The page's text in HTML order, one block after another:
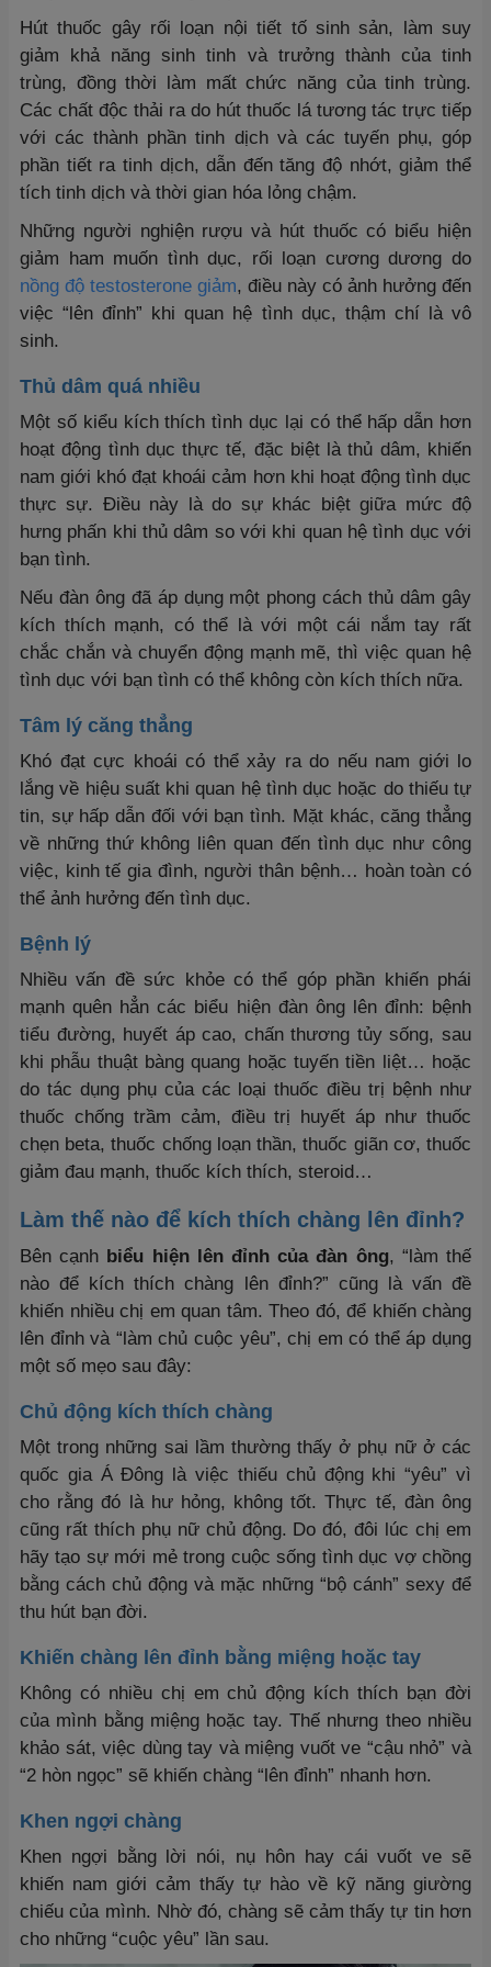
Hút thuốc gây rối loạn nội tiết tố sinh sản, làm suy
giảm khả năng sinh tinh và trưởng thành của tinh
trùng, đồng thời làm mất chức năng của tinh trùng.
Các chất độc thải ra do hút thuốc lá tương tác trực tiếp
với các thành phần tinh dịch và các tuyến phụ, góp
phần tiết ra tinh dịch, dẫn đến tăng độ nhớt, giảm thể
tích tinh dịch và thời gian hóa lỏng chậm.
Những người nghiện rượu và hút thuốc có biểu hiện
giảm ham muốn tình dục, rối loạn cương dương do
nồng độ testosterone giảm, điều này có ảnh hưởng đến
việc “lên đỉnh” khi quan hệ tình dục, thậm chí là vô
sinh.
Thủ dâm quá nhiều
Một số kiểu kích thích tình dục lại có thể hấp dẫn hơn
hoạt động tình dục thực tế, đặc biệt là thủ dâm, khiến
nam giới khó đạt khoái cảm hơn khi hoạt động tình dục
thực sự. Điều này là do sự khác biệt giữa mức độ
hưng phấn khi thủ dâm so với khi quan hệ tình dục với
bạn tình.
Nếu đàn ông đã áp dụng một phong cách thủ dâm gây
kích thích mạnh, có thể là với một cái nắm tay rất
chắc chắn và chuyển động mạnh mẽ, thì việc quan hệ
tình dục với bạn tình có thể không còn kích thích nữa.
Tâm lý căng thẳng
Khó đạt cực khoái có thể xảy ra do nếu nam giới lo
lắng về hiệu suất khi quan hệ tình dục hoặc do thiếu tự
tin, sự hấp dẫn đối với bạn tình. Mặt khác, căng thẳng
về những thứ không liên quan đến tình dục như công
việc, kinh tế gia đình, người thân bệnh… hoàn toàn có
thể ảnh hưởng đến tình dục.
Bệnh lý
Nhiều vấn đề sức khỏe có thể góp phần khiến phái
mạnh quên hẳn các biểu hiện đàn ông lên đỉnh: bệnh
tiểu đường, huyết áp cao, chấn thương tủy sống, sau
khi phẫu thuật bàng quang hoặc tuyến tiền liệt… hoặc
do tác dụng phụ của các loại thuốc điều trị bệnh như
thuốc chống trầm cảm, điều trị huyết áp như thuốc
chẹn beta, thuốc chống loạn thần, thuốc giãn cơ, thuốc
giảm đau mạnh, thuốc kích thích, steroid…
Làm thế nào để kích thích chàng lên đỉnh?
Bên cạnh biểu hiện lên đỉnh của đàn ông, “làm thế
nào để kích thích chàng lên đỉnh?” cũng là vấn đề
khiến nhiều chị em quan tâm. Theo đó, để khiến chàng
lên đỉnh và “làm chủ cuộc yêu”, chị em có thể áp dụng
một số mẹo sau đây:
Chủ động kích thích chàng
Một trong những sai lầm thường thấy ở phụ nữ ở các
quốc gia Á Đông là việc thiếu chủ động khi “yêu” vì
cho rằng đó là hư hỏng, không tốt. Thực tế, đàn ông
cũng rất thích phụ nữ chủ động. Do đó, đôi lúc chị em
hãy tạo sự mới mẻ trong cuộc sống tình dục vợ chồng
bằng cách chủ động và mặc những “bộ cánh” sexy để
thu hút bạn đời.
Khiến chàng lên đỉnh bằng miệng hoặc tay
Không có nhiều chị em chủ động kích thích bạn đời
của mình bằng miệng hoặc tay. Thế nhưng theo nhiều
khảo sát, việc dùng tay và miệng vuốt ve “cậu nhỏ” và
“2 hòn ngọc” sẽ khiến chàng “lên đỉnh” nhanh hơn.
Khen ngợi chàng
Khen ngợi bằng lời nói, nụ hôn hay cái vuốt ve sẽ
khiến nam giới cảm thấy tự hào về kỹ năng giường
chiếu của mình. Nhờ đó, chàng sẽ cảm thấy tự tin hơn
cho những “cuộc yêu” lần sau.